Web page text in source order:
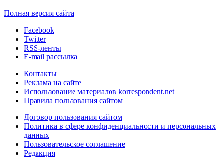
Полная версия сайта
Facebook
Twitter
RSS-ленты
E-mail рассылка
Контакты
Реклама на сайте
Использование материалов korrespondent.net
Правила пользования сайтом
Договор пользования сайтом
Политика в сфере конфиденциальности и персональных
данных
Пользовательское соглашение
Редакция